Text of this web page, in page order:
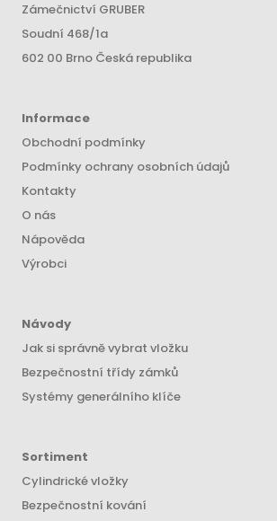
Zámečnictví GRUBER
Soudní 468/1a
602 00 Brno Česká republika
Informace
Obchodní podmínky
Podmínky ochrany osobních údajů
Kontakty
O nás
Nápověda
Výrobci
Návody
Jak si správně vybrat vložku
Bezpečnostní třídy zámků
Systémy generálního klíče
Sortiment
Cylindrické vložky
Bezpečnostní kování